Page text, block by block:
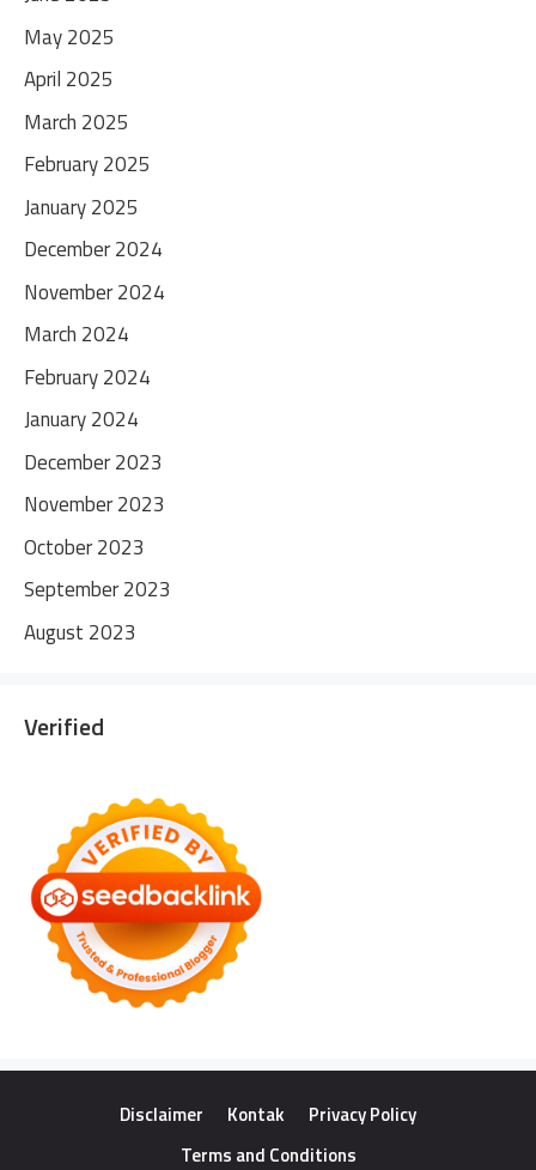
May 2025
April 2025
March 2025
February 2025
January 2025
December 2024
November 2024
March 2024
February 2024
January 2024
December 2023
November 2023
October 2023
September 2023
August 2023
Verified
Disclaimer Kontak
Privacy Policy
Terms and Conditions